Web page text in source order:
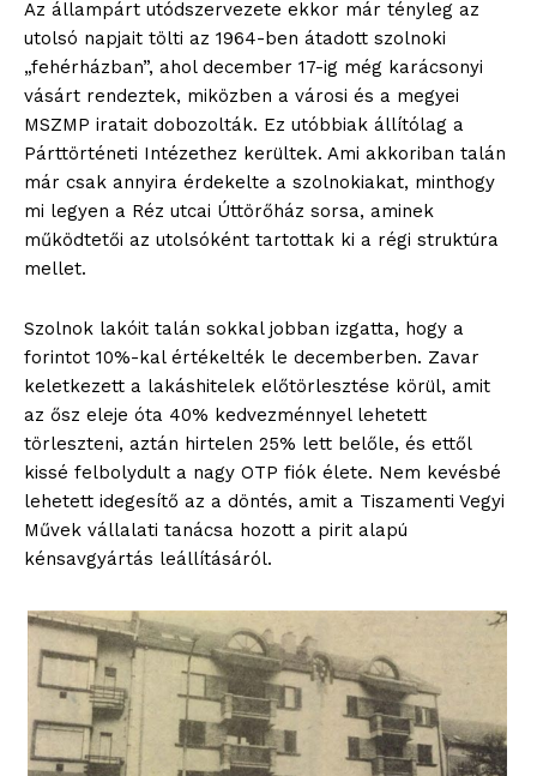
Az állampárt utódszervezete ekkor már tényleg az
utolsó napjait tölti az 1964-ben átadott szolnoki
„fehérházban”, ahol december 17-ig még karácsonyi
vásárt rendeztek, miközben a városi és a megyei
MSZMP iratait dobozolták. Ez utóbbiak állítólag a
Párttörténeti Intézethez kerültek. Ami akkoriban talán
már csak annyira érdekelte a szolnokiakat, minthogy
mi legyen a Réz utcai Úttörőház sorsa, aminek
működtetői az utolsóként tartottak ki a régi struktúra
mellet.
Szolnok lakóit talán sokkal jobban izgatta, hogy a
forintot 10%-kal értékelték le decemberben. Zavar
keletkezett a lakáshitelek előtörlesztése körül, amit
az ősz eleje óta 40% kedvezménnyel lehetett
törleszteni, aztán hirtelen 25% lett belőle, és ettől
kissé felbolydult a nagy OTP fiók élete. Nem kevésbé
lehetett idegesítő az a döntés, amit a Tiszamenti Vegyi
Művek vállalati tanácsa hozott a pirit alapú
kénsavgyártás leállításáról.